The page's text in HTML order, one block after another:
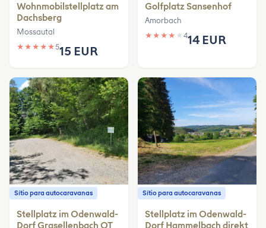
Wohnmobilstellplatz am
Dachsberg
Mossautal
★ ★ ★ ★ ★515 EUR
Golfplatz Sansenhof
Amorbach
★ ★ ★ ★ ★ 414 EUR
Sítio para autocaravanas
Stellplatz im Odenwald-
Dorf Grasellenbach OT
Sítio para autocaravanas
Stellplatz im Odenwald-
Dorf Hammelbach direkt